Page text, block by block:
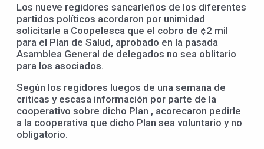
Los nueve regidores sancarleños de los diferentes
partidos políticos acordaron por unimidad
solicitarle a Coopelesca que el cobro de ¢2 mil
para el Plan de Salud, aprobado en la pasada
Asamblea General de delegados no sea oblitario
para los asociados.
Según los regidores luegos de una semana de
criticas y escasa información por parte de la
cooperativo sobre dicho Plan , acorecaron pedirle
a la cooperativa que dicho Plan sea voluntario y no
obligatorio.